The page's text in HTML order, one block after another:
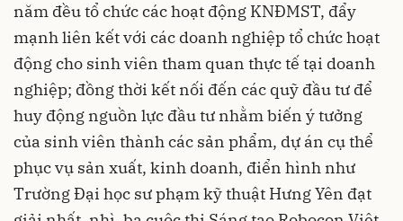
năm đều tổ chức các hoạt động KNĐMST, đẩy
mạnh liên kết với các doanh nghiệp tổ chức hoạt
động cho sinh viên tham quan thực tế tại doanh
nghiệp; đồng thời kết nối đến các quỹ đầu tư để
huy động nguồn lực đầu tư nhằm biến ý tưởng
của sinh viên thành các sản phẩm, dự án cụ thể
phục vụ sản xuất, kinh doanh, điển hình như
Trường Đại học sư phạm kỹ thuật Hưng Yên đạt